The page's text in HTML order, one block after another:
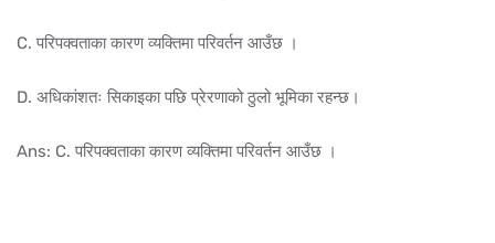
C. परिपक्वताका कारण व्यक्तिमा परिवर्तन आउँछ ।
D. अधिकांशतः सिकाइका पछि प्रेरणाको ठुलो भूमिका रहन्छ।
Ans: C. परिपक्वताका कारण व्यक्तिमा परिवर्तन आउँछ ।